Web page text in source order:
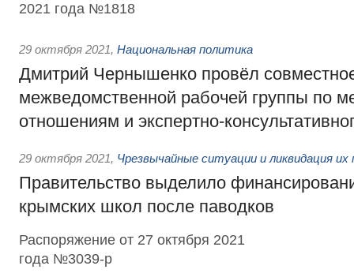
2021 года №1818
29 октября 2021, Национальная политика
Дмитрий Чернышенко провёл
межведомственной рабочей группы по
отношениям и экспертно-
29 октября 2021, Чрезвычайные ситуации и ликвидация их
Правительство выделило
крымских школ после паводков
Распоряжение от 27 октября 2021
года №3039-р